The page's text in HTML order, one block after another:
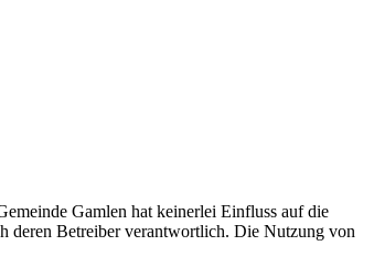
Gamlen hat keinerlei Einfluss auf die
deren Betreiber verantwortlich. Die Nutzung von